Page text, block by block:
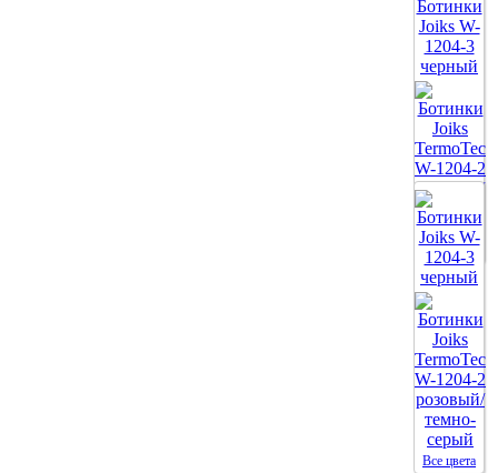
Все цвета
Все цвета